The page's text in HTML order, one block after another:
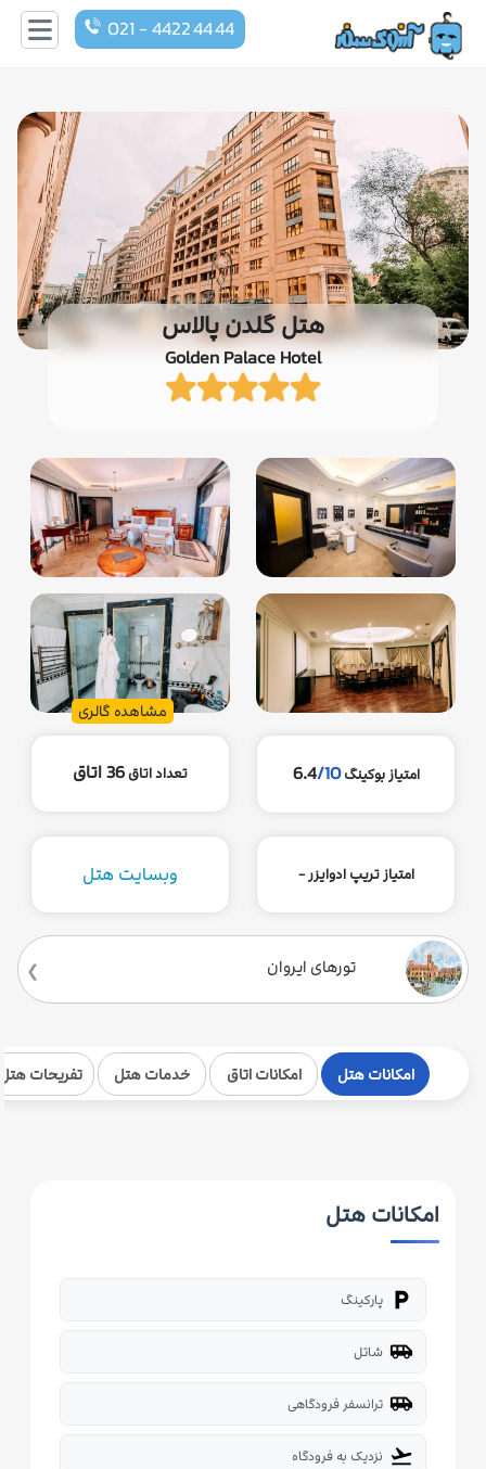
021 - 4422 44 44
هتل گلدن پالاس
Golden Palace Hotel
مشاهده گالری
امتیاز بوکینگ 6.4/10 تعداد اتاق36 اتاق
امتیاز تریپ ادوایزر - وبسایت هتل
تورهای ایروان
امکانات هتل امکانات اتاق خدمات هتل تفریحات
امکانات هتل
local_parking پارکینگ
airport_shuttle شاتل
airport_shuttle ترانسفر فرودگاهی
flight_takeoff نزدیک به فرودگاه